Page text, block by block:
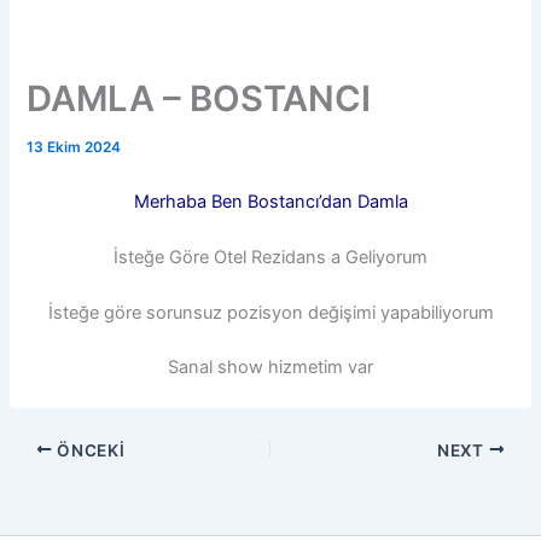
DAMLA – BOSTANCI
13 Ekim 2024
Merhaba Ben Bostancı’dan Damla
İsteğe Göre Otel Rezidans a Geliyorum
İsteğe göre sorunsuz pozisyon değişimi yapabiliyorum
Sanal show hizmetim var
ÖNCEKI NEXT